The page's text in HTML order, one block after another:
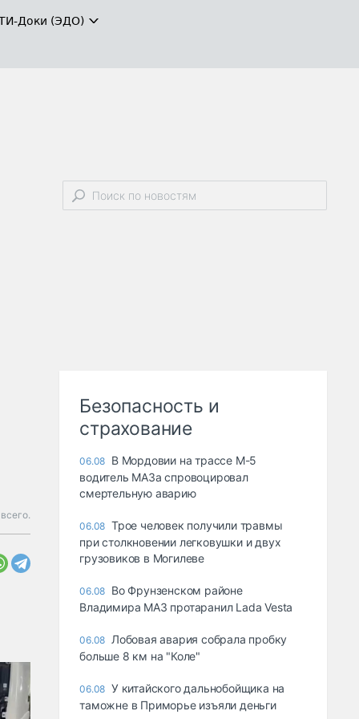
Доки (ЭДО)
Безопасность и
страхование
06.08 В Мордовии на трассе М-5
водитель МАЗа спровоцировал
смертельную аварию
06.08 Трое человек получили травмы
при столкновении легковушки и двух
грузовиков в Могилеве
06.08 Во Фрунзенском районе
Владимира МАЗ протаранил Lada Vesta
06.08 Лобовая авария собрала пробку
больше 8 км на "Коле"
06.08 У китайского дальнобойщика на
таможне в Приморье изъяли деньги